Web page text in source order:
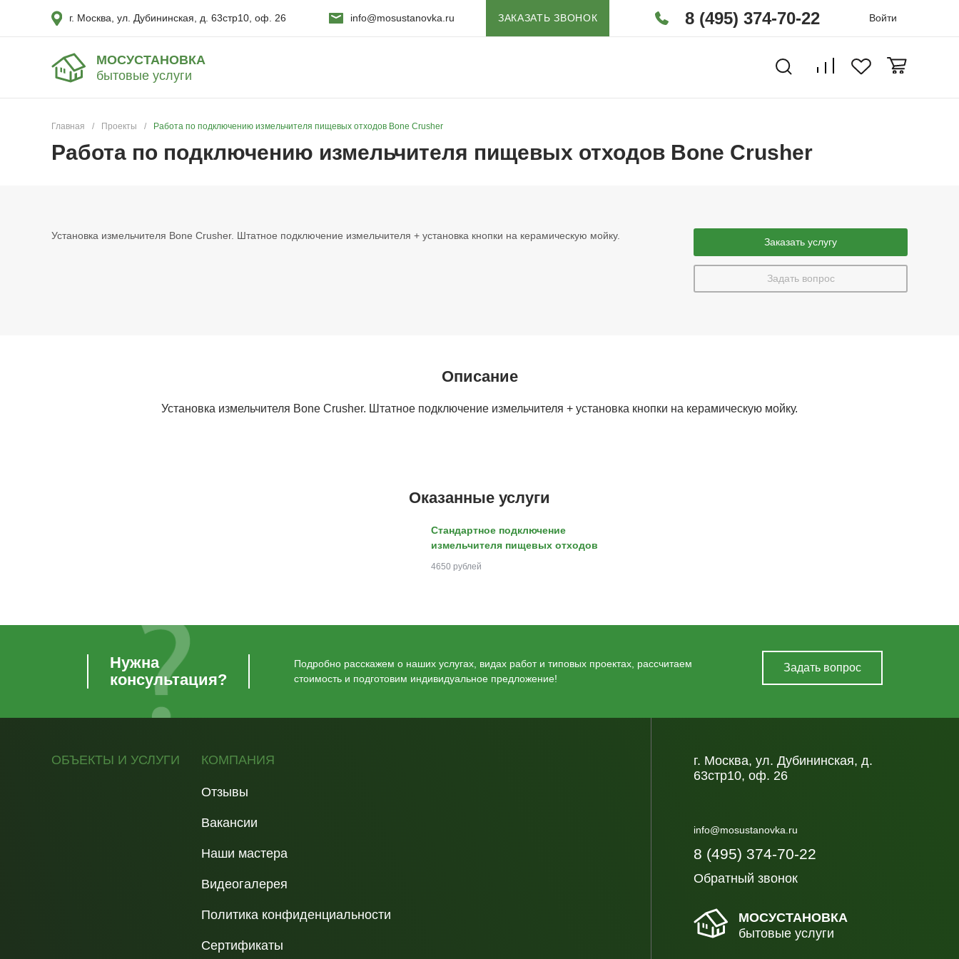
г. Москва, ул. Дубининская, д. 63стр10, оф. 26 info@mosustanovka.ru ЗАКАЗАТЬ ЗВОНОК 8 (495) 374-70-22 Войти
МОСУСТАНОВКА
бытовые услуги
Главная / Проекты / Работа по подключению измельчителя пищевых отходов Bone Crusher
Работа по подключению измельчителя пищевых отходов Bone Crusher
Установка измельчителя Bone Crusher. Штатное подключение измельчителя + установка кнопки на керамическую мойку.
Заказать услугу
Задать вопрос
Описание
Установка измельчителя Bone Crusher. Штатное подключение измельчителя + установка кнопки на керамическую мойку.
Оказанные услуги
Стандартное подключение
измельчителя пищевых отходов
4650 рублей
Нужна
консультация?
Подробно расскажем о наших услугах, видах работ и типовых проектах, рассчитаем
стоимость и подготовим индивидуальное предложение!
Задать вопрос
ОБЪЕКТЫ И УСЛУГИ КОМПАНИЯ
Отзывы
Вакансии
Наши мастера
Видеогалерея
Политика конфиденциальности
Сертификаты
г. Москва, ул. Дубининская, д.
63стр10, оф. 26
info@mosustanovka.ru
8 (495) 374-70-22
Обратный звонок
МОСУСТАНОВКА
бытовые услуги